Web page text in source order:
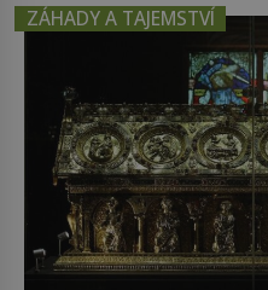
ZÁHADY A TAJEMSTVÍ